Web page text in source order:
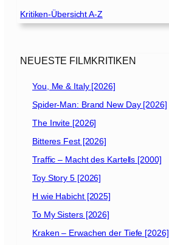
Kritiken-Übersicht A-Z
NEUESTE FILMKRITIKEN
You, Me & Italy [2026]
Spider-Man: Brand New Day [2026]
The Invite [2026]
Bitteres Fest [2026]
Traffic – Macht des Kartells [2000]
Toy Story 5 [2026]
H wie Habicht [2025]
To My Sisters [2026]
Kraken – Erwachen der Tiefe [2026]